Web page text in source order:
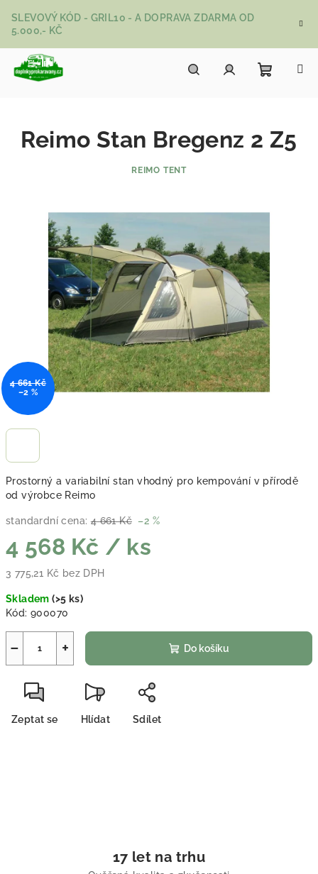
SLEVOVÝ KÓD - GRIL10 - A DOPRAVA ZDARMA OD
5.000,- KČ
Prostorný a variabilní stan vhodný pro kempování v přírodě
od výrobce Reimo
standardní cena: 4 661 Kč –2 %
4 568 Kč / ks
3 775,21 Kč bez DPH
Skladem(>5 ks)
Kód: 900070
+
− Do košíku
Zeptat se Hlídat Sdílet
Reimo Stan Bregenz 2 Z5
REIMO TENT
4 661 Kč
–2 %
17 let na trhu